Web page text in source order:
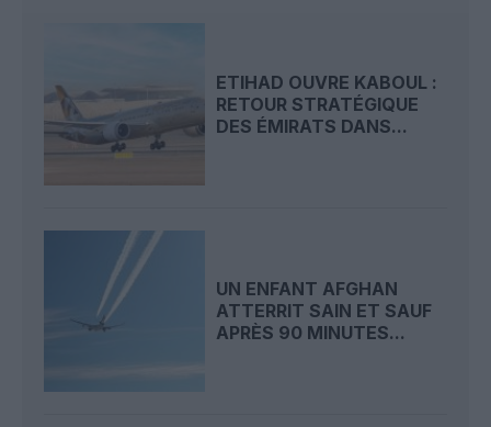
ETIHAD OUVRE KABOUL :
RETOUR STRATÉGIQUE
DES ÉMIRATS DANS...
UN ENFANT AFGHAN
ATTERRIT SAIN ET SAUF
APRÈS 90 MINUTES...